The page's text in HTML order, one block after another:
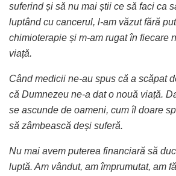
suferind și să nu mai știi ce să faci ca
luptând cu cancerul, l-am văzut fără
chimioterapie și m-am rugat în fiecare
viață.
Când medicii ne-au spus că a scăpat
că Dumnezeu ne-a dat o nouă viață.
se ascunde de oameni, cum îl doare
să zâmbească deși suferă.
Nu mai avem puterea financiară să
luptă. Am vândut, am împrumutat, am